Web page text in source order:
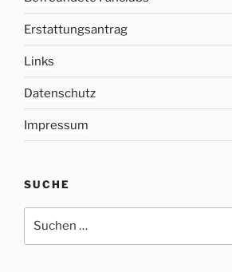
Erstattungsantrag
Links
Datenschutz
Impressum
SUCHE
nach: